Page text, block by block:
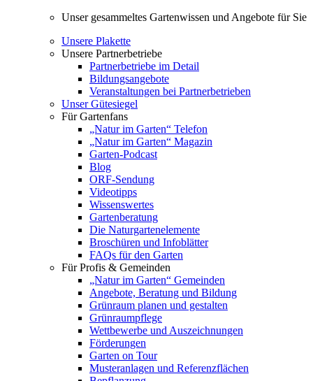
Unser gesammeltes Gartenwissen und Angebote für Sie
Unsere Plakette
Unsere Partnerbetriebe
Partnerbetriebe im Detail
Bildungsangebote
Veranstaltungen bei Partnerbetrieben
Unser Gütesiegel
Für Gartenfans
„Natur im Garten“ Telefon
„Natur im Garten“ Magazin
Garten-Podcast
Blog
ORF-Sendung
Videotipps
Wissenswertes
Gartenberatung
Die Naturgartenelemente
Broschüren und Infoblätter
FAQs für den Garten
Für Profis & Gemeinden
„Natur im Garten“ Gemeinden
Angebote, Beratung und Bildung
Grünraum planen und gestalten
Grünraumpflege
Wettbewerbe und Auszeichnungen
Förderungen
Garten on Tour
Musteranlagen und Referenzflächen